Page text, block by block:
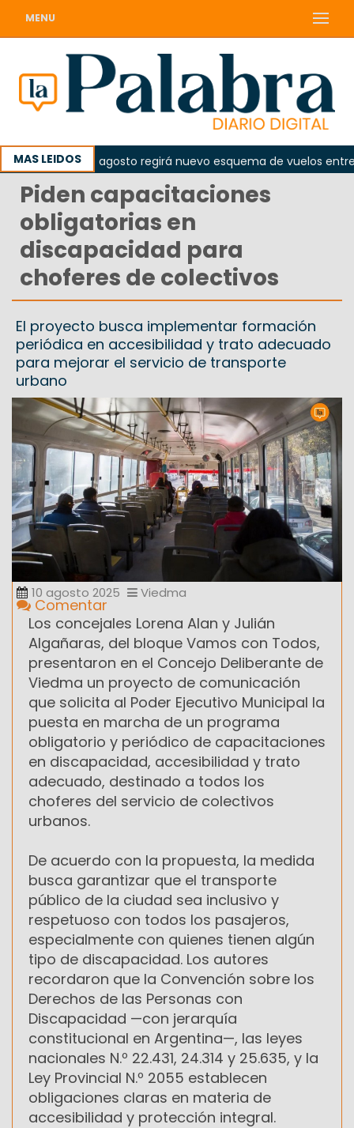
MENU
MAS LEIDOS
el 10 de agosto regirá nuevo esquema de vuelos entre
Piden capacitaciones
obligatorias en
discapacidad para
choferes de colectivos
El proyecto busca implementar formación
periódica en accesibilidad y trato adecuado
para mejorar el servicio de transporte
urbano
10 agosto 2025 Viedma
Comentar
Los concejales Lorena Alan y Julián
Algañaras, del bloque Vamos con Todos,
presentaron en el Concejo Deliberante de
Viedma un proyecto de comunicación
que solicita al Poder Ejecutivo Municipal la
puesta en marcha de un programa
obligatorio y periódico de capacitaciones
en discapacidad, accesibilidad y trato
adecuado, destinado a todos los
choferes del servicio de colectivos
urbanos.
De acuerdo con la propuesta, la medida
busca garantizar que el transporte
público de la ciudad sea inclusivo y
respetuoso con todos los pasajeros,
especialmente con quienes tienen algún
tipo de discapacidad. Los autores
recordaron que la Convención sobre los
Derechos de las Personas con
Discapacidad —con jerarquía
constitucional en Argentina—, las leyes
nacionales N.º 22.431, 24.314 y 25.635, y la
Ley Provincial N.º 2055 establecen
obligaciones claras en materia de
accesibilidad y protección integral.